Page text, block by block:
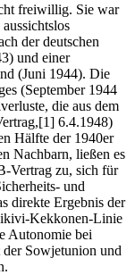
freiwillig. Sie war
der deutschen
und einer
(Juni 1944). Die
(September 1944
die aus dem
[1] 6.4.1948)
Hälfte der 1940er
Nachbarn, ließen es
Vertrag zu, sich für
und
direkte Ergebnis der
Kekkonen-Linie
Autonomie bei
Sowjetunion und